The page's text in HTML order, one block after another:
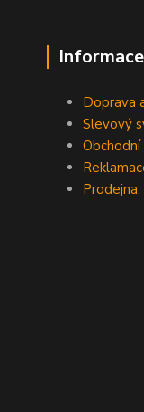
Doprava
Slevový